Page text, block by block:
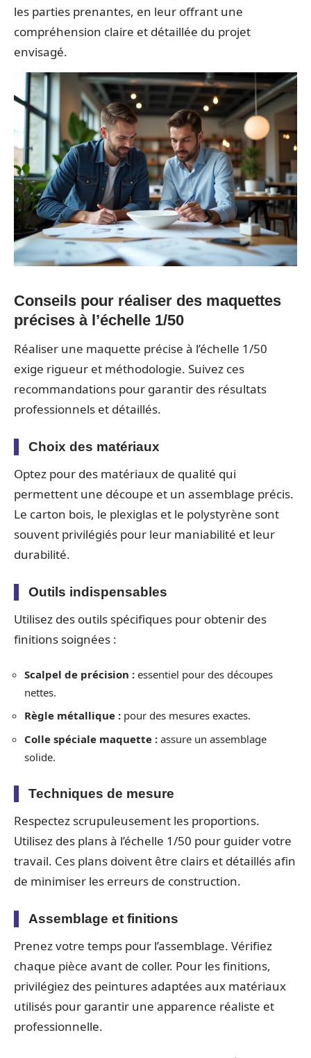
les parties prenantes, en leur offrant une
compréhension claire et détaillée du projet
envisagé.
Conseils pour réaliser des maquettes
précises à l’échelle 1/50
Réaliser une maquette précise à l’échelle 1/50
exige rigueur et méthodologie. Suivez ces
recommandations pour garantir des résultats
professionnels et détaillés.
Choix des matériaux
Optez pour des matériaux de qualité qui
permettent une découpe et un assemblage précis.
Le carton bois, le plexiglas et le polystyrène sont
souvent privilégiés pour leur maniabilité et leur
durabilité.
Outils indispensables
Utilisez des outils spécifiques pour obtenir des
finitions soignées :
Scalpel de précision : essentiel pour des découpes
nettes.
Règle métallique : pour des mesures exactes.
Colle spéciale maquette : assure un assemblage
solide.
Techniques de mesure
Respectez scrupuleusement les proportions.
Utilisez des plans à l’échelle 1/50 pour guider votre
travail. Ces plans doivent être clairs et détaillés afin
de minimiser les erreurs de construction.
Assemblage et finitions
Prenez votre temps pour l’assemblage. Vérifiez
chaque pièce avant de coller. Pour les finitions,
privilégiez des peintures adaptées aux matériaux
utilisés pour garantir une apparence réaliste et
professionnelle.